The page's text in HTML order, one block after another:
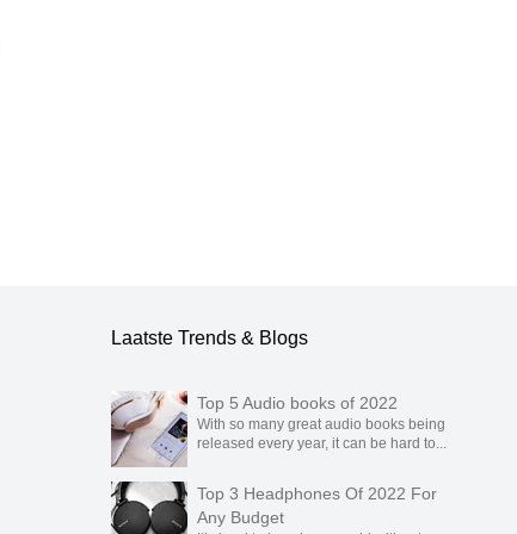
Laatste Trends & Blogs
Top 5 Audio books of 2022
With so many great audio books being
released every year, it can be hard to...
Top 3 Headphones Of 2022 For
Any Budget